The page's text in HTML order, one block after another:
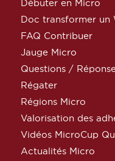
Débuter en Micro
Doc transformer un
FAQ Contribuer
Jauge Micro
Questions /
Régater
Régions Micro
Valorisation des
Vidéos MicroCup
Actualités Micro